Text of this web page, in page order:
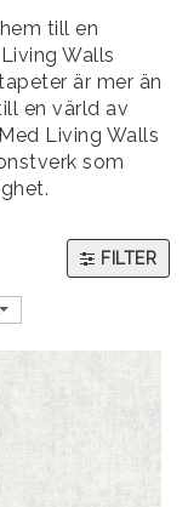
till en
Walls
är mer än
en värld av
Living Walls
som
FILTER